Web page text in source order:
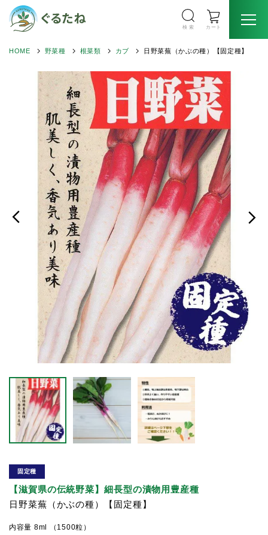
検 索 カート
HOME 野菜種 根菜類 カブ 日野菜蕪（かぶの種）【固定種】
固定種
【滋賀県の伝統野菜】細長型の漬物用豊産種
日野菜蕪（かぶの種）【固定種】
内容量 8ml （1500粒）